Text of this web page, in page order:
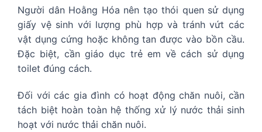
Người dân Hoằng Hóa nên tạo thói quen sử dụng
giấy vệ sinh với lượng phù hợp và tránh vứt các
vật dụng cứng hoặc không tan được vào bồn cầu.
Đặc biệt, cần giáo dục trẻ em về cách sử dụng
toilet đúng cách.
Đối với các gia đình có hoạt động chăn nuôi, cần
tách biệt hoàn toàn hệ thống xử lý nước thải sinh
hoạt với nước thải chăn nuôi.